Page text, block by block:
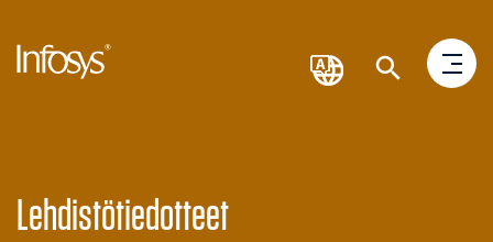
Lehdistötiedotteet